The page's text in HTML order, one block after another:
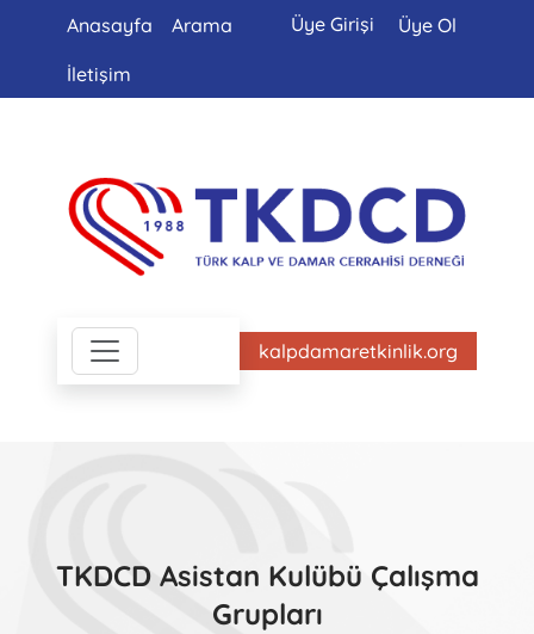
Anasayfa Arama Üye Girişi Üye Ol
İletişim
kalpdamaretkinlik.org
TKDCD Asistan Kulübü Çalışma
Grupları